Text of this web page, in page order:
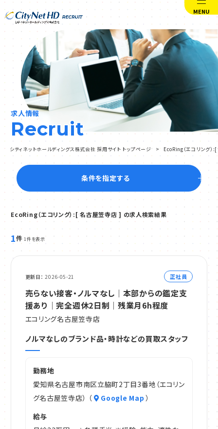
MENU
求人情報
Recruit
シティネットホールディングス株式会社 採用サイト トップページ EcoRing（エコリング
条件を指定する
EcoRing（エコリング）:[ 名古屋笠寺店 ] の求人検索結果
1件 1件を表示
更新日 2026-05-21 正社員
売らない接客・ノルマなし｜本部からの鑑定支
援あり｜完全週休2日制｜残業月6h程度
エコリング名古屋笠寺店
ノルマなしのブランド品・時計などの買取スタッフ
勤務地
愛知県名古屋市南区立脇町2丁目3番地（エコリン
グ名古屋笠寺店） （
Google Map ）
給与